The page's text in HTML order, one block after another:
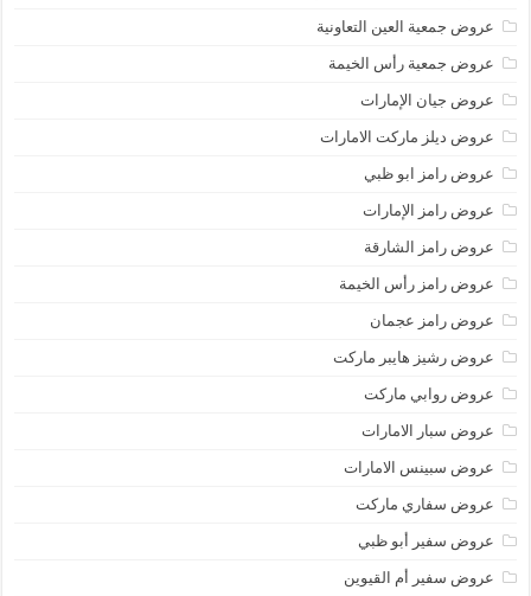
عروض جمعية العين التعاونية
عروض جمعية رأس الخيمة
عروض جيان الإمارات
عروض ديلز ماركت الامارات
عروض رامز ابو ظبي
عروض رامز الإمارات
عروض رامز الشارقة
عروض رامز رأس الخيمة
عروض رامز عجمان
عروض رشيز هايبر ماركت
عروض روابي ماركت
عروض سبار الامارات
عروض سبينس الامارات
عروض سفاري ماركت
عروض سفير أبو ظبي
عروض سفير أم القيوين